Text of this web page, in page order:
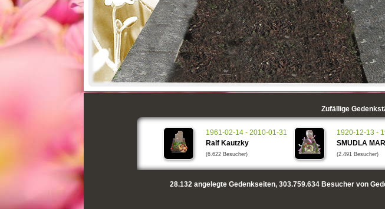
Zufällige
1961-02-14 - 2010-01-31
Ralf Kautzky
(6.622 Besucher)
1920-12-13 -
SMUDLA
(2.491 Besucher)
28.132angelegte Gedenkseiten, 303.759.634Besucher von